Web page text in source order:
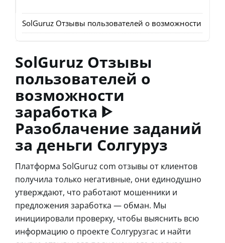
SolGuruz Отзывы пользователей о возможности
SolGuruz Отзывы
пользователей о
возможности
заработка ᐈ
Разоблачение заданий
за деньги Солгуруз
Платформа SolGuruz com отзывы от клиентов
получила только негативные, они единодушно
утверждают, что работают мошенники и
предложения заработка — обман. Мы
инициировали проверку, чтобы выяснить всю
информацию о проекте Солгурузгас и найти